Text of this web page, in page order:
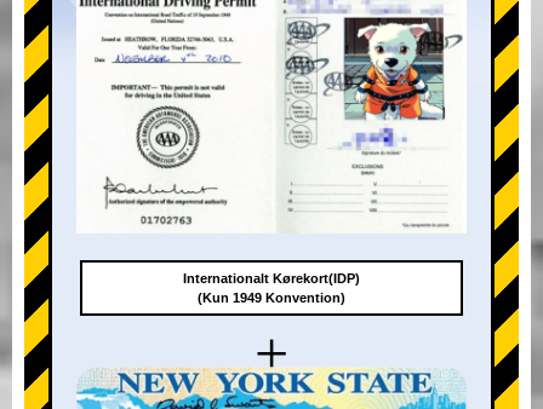
+
Internationalt Kørekort(IDP)
(Kun 1949 Konvention)